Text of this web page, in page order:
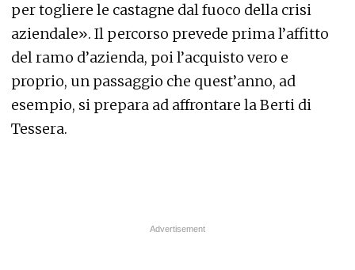
per togliere le castagne dal fuoco della crisi
aziendale». Il percorso prevede prima l’affitto
del ramo d’azienda, poi l’acquisto vero e
proprio, un passaggio che quest’anno, ad
esempio, si prepara ad affrontare la Berti di
Tessera.